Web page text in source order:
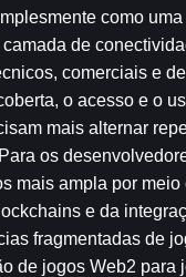
como
de
comerciais e
o acesso e o
mais alternar
os
mais ampla por
e da
fragmentadas de
de jogos Web2 para